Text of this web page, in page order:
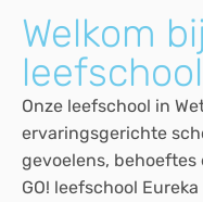
Welkom
Onze leefschool in
ervaringsgerichte
gevoelens,
GO! leefschool